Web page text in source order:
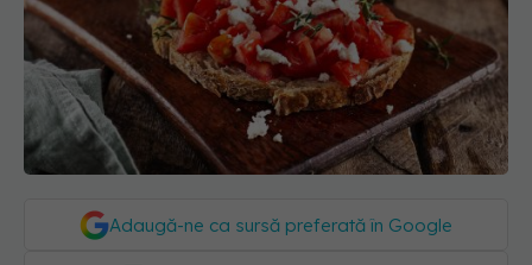
Adaugă-ne ca sursă preferată în Google